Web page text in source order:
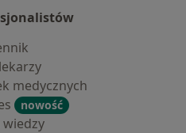
medycznych
nowość
wiedzy